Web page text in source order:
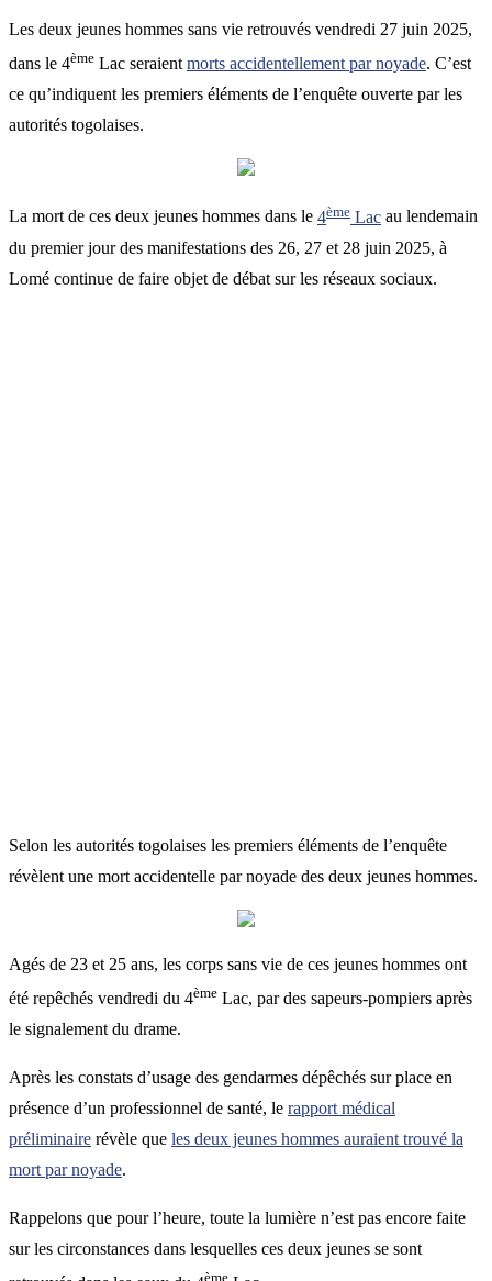
Les deux jeunes hommes sans vie retrouvés vendredi 27 juin 2025,
dans le 4ème Lac seraient morts accidentellement par noyade. C’est
ce qu’indiquent les premiers éléments de l’enquête ouverte par les
autorités togolaises.
La mort de ces deux jeunes hommes dans le 4ème Lac au lendemain
du premier jour des manifestations des 26, 27 et 28 juin 2025, à
Lomé continue de faire objet de débat sur les réseaux sociaux.
Selon les autorités togolaises les premiers éléments de l’enquête
révèlent une mort accidentelle par noyade des deux jeunes hommes.
Agés de 23 et 25 ans, les corps sans vie de ces jeunes hommes ont
été repêchés vendredi du 4ème Lac, par des sapeurs-pompiers après
le signalement du drame.
Après les constats d’usage des gendarmes dépêchés sur place en
présence d’un professionnel de santé, le rapport médical
préliminaire révèle que les deux jeunes hommes auraient trouvé la
mort par noyade.
Rappelons que pour l’heure, toute la lumière n’est pas encore faite
sur les circonstances dans lesquelles ces deux jeunes se sont
ème